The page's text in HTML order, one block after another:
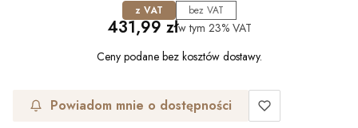
z VAT bez VAT
Cena
431,99 złw tym 23% VAT
Ceny podane bez kosztów dostawy.
Powiadom mnie o dostępności